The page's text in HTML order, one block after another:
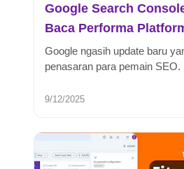
Google Search
Baca Performa
Google ngasih update baru
penasaran para pemain
9/12/2025